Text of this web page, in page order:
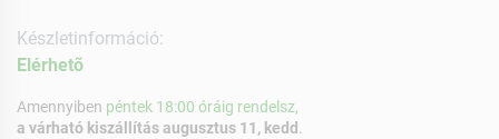
Készletinformáció:
Elérhetõ
Amennyiben péntek 18:00 óráig rendelsz,
a várható kiszállítás augusztus 11, kedd